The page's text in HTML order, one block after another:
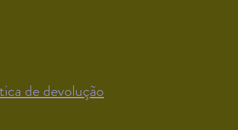
de devolução